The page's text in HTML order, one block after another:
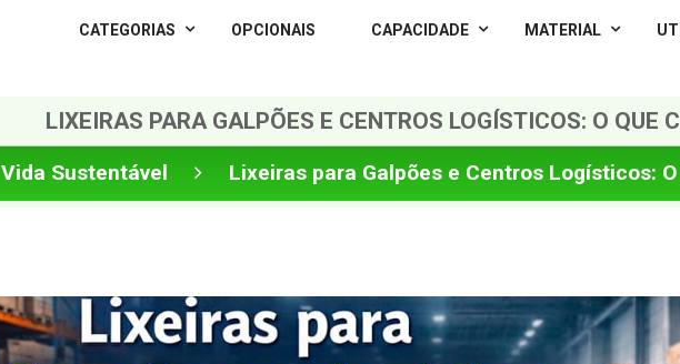
CATEGORIAS OPCIONAIS CAPACIDADE MATERIAL
LIXEIRAS PARA GALPÕES E CENTROS LOGÍSTICOS: O QUE
Vida Sustentável Lixeiras para Galpões e Centros Logísticos: